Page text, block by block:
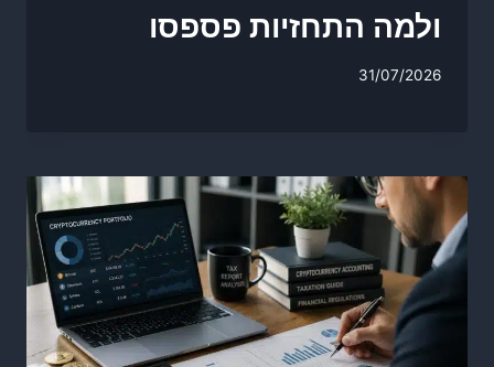
ולמה התחזיות פספסו
31/07/2026